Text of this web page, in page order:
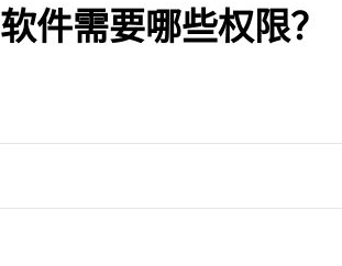
需要哪些权限？